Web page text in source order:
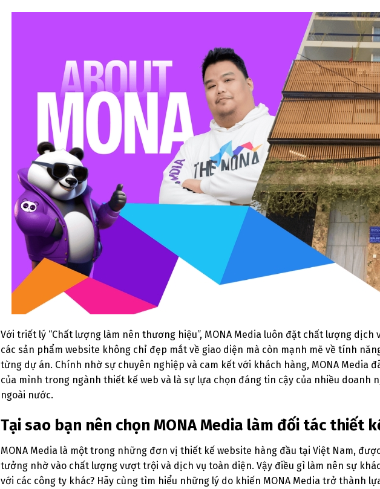
Với triết lý “Chất lượng làm nên thương hiệu”, MONA Media luôn đặt chất lượng dịch
các sản phẩm website không chỉ đẹp mắt về giao diện mà còn mạnh mẽ về tính
từng dự án. Chính nhờ sự chuyên nghiệp và cam kết với khách hàng, MONA Media
của mình trong ngành thiết kế web và là sự lựa chọn đáng tin cậy của nhiều doanh
ngoài nước.
Tại sao bạn nên chọn MONA Media làm đối tác thiết
MONA Media là một trong những đơn vị thiết kế website hàng đầu tại Việt Nam,
tưởng nhờ vào chất lượng vượt trội và dịch vụ toàn diện. Vậy điều gì làm nên sự
với các công ty khác? Hãy cùng tìm hiểu những lý do khiến MONA Media trở thành